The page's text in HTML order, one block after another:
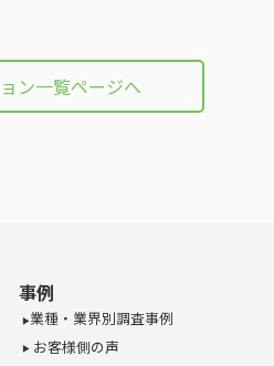
ン一覧ページへ
事例
業種・業界別調査事例
お客様側の声